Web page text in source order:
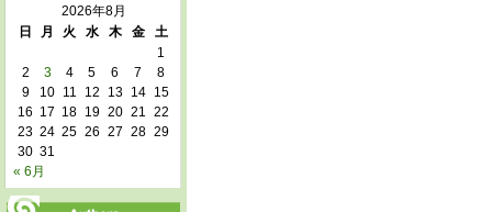
2026年8月
日
月 火 水 木 金
土
1
2
3 4 5 6 7
8
9
10 11 12 13 14
15
16 17 18 19 20 21 22
23 24 25 26 27 28 29
30 31
« 6月